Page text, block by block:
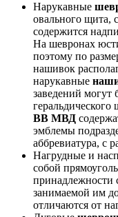
Нарукавные
овального щита,
содержится
На шевронах
поэтому по
нашивок
нарукавные
заведений
геральдического
ВВ МВД
эмблемы
аббревиатура, с
Нагрудные и
собой
принадлежности
занимаемой им
отличаются от